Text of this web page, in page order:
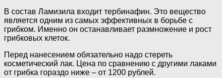
В состав Ламизила входит тербинафин. Это вещество
является одним из самых эффективных в борьбе с
грибком. Именно он останавливает размножение и рост
грибковых клеток.
Перед нанесением обязательно надо стереть
косметический лак. Цена по сравнению с другими лаками
от грибка гораздо ниже – от 1200 рублей.